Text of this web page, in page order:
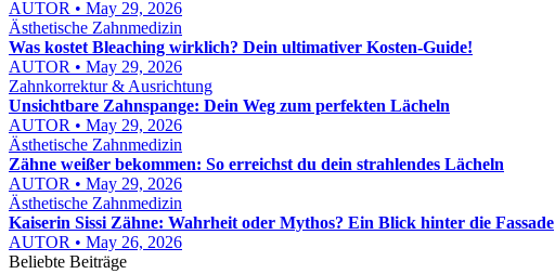
AUTOR • May 29, 2026
Ästhetische Zahnmedizin
Was kostet Bleaching wirklich? Dein ultimativer Kosten-Guide!
AUTOR • May 29, 2026
Zahnkorrektur & Ausrichtung
Unsichtbare Zahnspange: Dein Weg zum perfekten Lächeln
AUTOR • May 29, 2026
Ästhetische Zahnmedizin
Zähne weißer bekommen: So erreichst du dein strahlendes Lächeln
AUTOR • May 29, 2026
Ästhetische Zahnmedizin
Kaiserin Sissi Zähne: Wahrheit oder Mythos? Ein Blick hinter die Fassade
AUTOR • May 26, 2026
Beliebte Beiträge